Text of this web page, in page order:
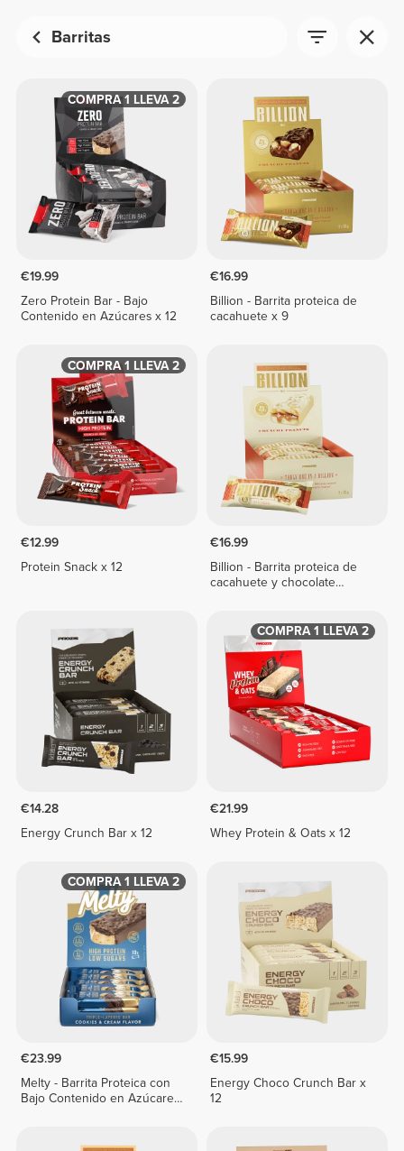
Barritas
COMPRA 1 LLEVA 2
€19.99
Zero Protein Bar - Bajo
Contenido en Azúcares x 12
€16.99
Billion - Barrita proteica de
cacahuete x 9
COMPRA 1 LLEVA 2
€12.99
Protein Snack x 12
€16.99
Billion - Barrita proteica de
cacahuete y chocolate
€14.28
Energy Crunch Bar x 12
COMPRA 1 LLEVA 2
€21.99
Whey Protein & Oats x 12
COMPRA 1 LLEVA 2
€23.99
Melty - Barrita Proteica con
Bajo Contenido en Azúcares
€15.99
Energy Choco Crunch Bar x
12